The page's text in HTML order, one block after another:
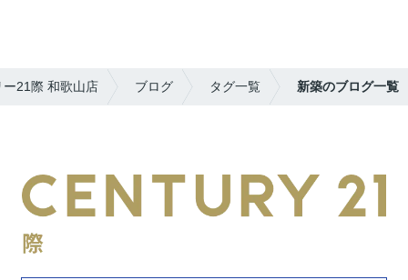
21際 和歌山店 ブログ タグ一覧 新築のブログ一覧